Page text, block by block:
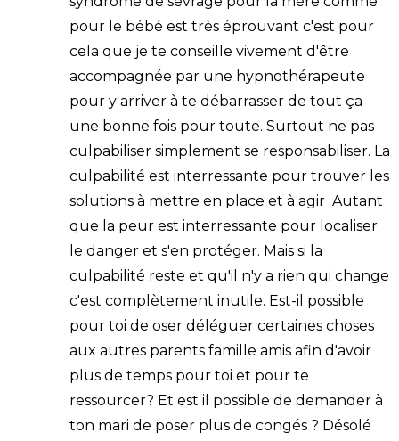
pour le bébé est très éprouvant c'est pour
cela que je te conseille vivement d'être
accompagnée par une hypnothérapeute
pour y arriver à te débarrasser de tout ça
une bonne fois pour toute. Surtout ne pas
culpabiliser simplement se responsabiliser. La
culpabilité est interressante pour trouver les
solutions à mettre en place et à agir .Autant
que la peur est interressante pour localiser
le danger et s'en protéger. Mais si la
culpabilité reste et qu'il n'y a rien qui change
c'est complètement inutile. Est-il possible
pour toi de oser déléguer certaines choses
aux autres parents famille amis afin d'avoir
plus de temps pour toi et pour te
ressourcer? Et est il possible de demander à
ton mari de poser plus de congés ? Désolé